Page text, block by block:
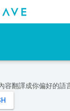
容翻譯成你偏好的語